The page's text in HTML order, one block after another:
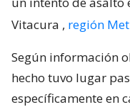
Vitacura , región
Según información
hecho tuvo lugar
específicamente en